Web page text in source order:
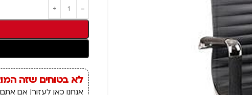
לא בטוחים שזה
אנחנו כאן לעזור! אם